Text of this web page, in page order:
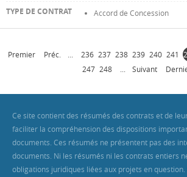
Accord de Concession
Premier Préc. ... 236 237 238 239 240 241
247 248 ... Suivant
Ce site contient des résumés des contrats et de
faciliter la compréhension des dispositions
documents. Ces résumés ne présentent pas des
documents. Ni les résumés ni les contrats entiers
obligations juridiques liées aux projets en